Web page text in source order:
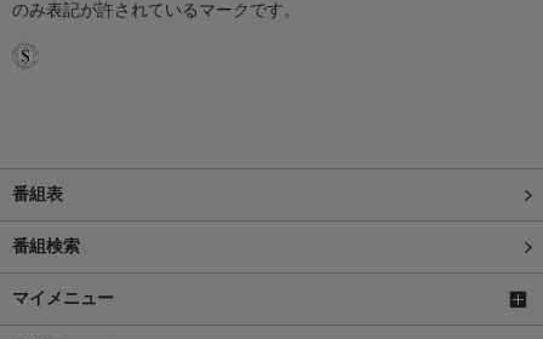
のみ表記が許されているマークです。
番組表
番組検索
マイメニュー